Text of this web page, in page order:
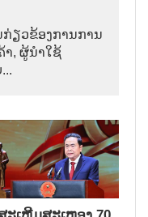
ຽວຂ້ອງການການ
າ, ຜູ້ນຳໃຊ້